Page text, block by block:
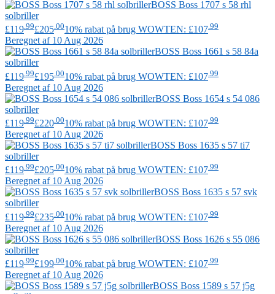
BOSS Boss 1707 s 58 rhl
solbriller
£119.99£205.0010% rabat på brug WOWTEN: £107.99
Beregnet af 10 Aug 2026
BOSS Boss 1661 s 58 84a
solbriller
£119 .99£195 .0010% rabat på brug WOWTEN: £107 .99
Beregnet af 10 Aug 2026
BOSS Boss 1654 s 54 086
solbriller
£119 .99£220 .0010% rabat på brug WOWTEN: £107 .99
Beregnet af 10 Aug 2026
BOSS Boss 1635 s 57 ti7
solbriller
£119.99£205.0010% rabat på brug WOWTEN: £107.99
Beregnet af 10 Aug 2026
BOSS Boss 1635 s 57 svk
solbriller
£119 .99£235 .0010% rabat på brug WOWTEN: £107 .99
Beregnet af 10 Aug 2026
BOSS Boss 1626 s 55 086
solbriller
£119 .99£199 .0010% rabat på brug WOWTEN: £107 .99
Beregnet af 10 Aug 2026
BOSS Boss 1589 s 57 j5g